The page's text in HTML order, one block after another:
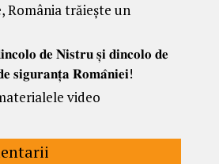
România trăiește un
𝐝𝐞 𝐍𝐢𝐬𝐭𝐫𝐮 𝐬̦𝐢 𝐝𝐢𝐧𝐜𝐨𝐥𝐨 𝐝𝐞
𝐬𝐢𝐠𝐮𝐫𝐚𝐧𝐭̦𝐚 𝐑𝐨𝐦𝐚̂𝐧𝐢𝐞𝐢!
video